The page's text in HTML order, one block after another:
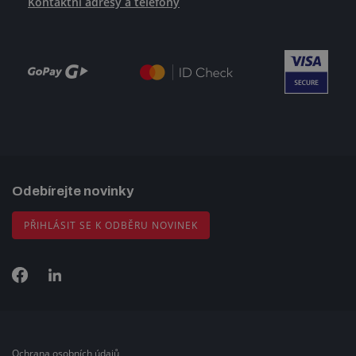
Odebírejte novinky
PŘIHLÁSIT SE K ODBĚRU NOVINEK
Ochrana osobních údajů